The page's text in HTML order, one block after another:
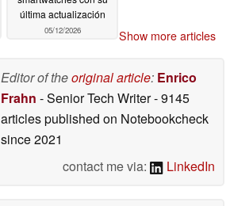
última actualización
05/12/2026 Show more articles
Editor of theoriginal article: Enrico
Frahn - Senior Tech Writer- 9145
articles published on Notebookcheck
since 2021
contact me via:
LinkedIn